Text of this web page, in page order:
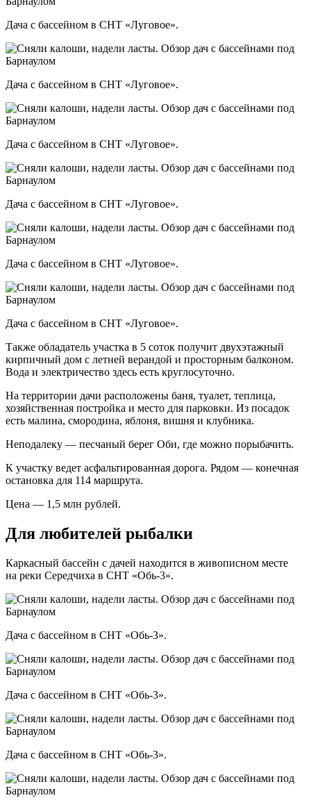
Дача с бассейном в СНТ «Луговое».
Дача с бассейном в СНТ «Луговое».
Дача с бассейном в СНТ «Луговое».
Дача с бассейном в СНТ «Луговое».
Дача с бассейном в СНТ «Луговое».
Дача с бассейном в СНТ «Луговое».
Также обладатель участка в 5 соток получит двухэтажный
кирпичный дом с летней верандой и просторным балконом.
Вода и электричество здесь есть круглосуточно.
На территории дачи расположены баня, туалет, теплица,
хозяйственная постройка и место для парковки. Из посадок
есть малина, смородина, яблоня, вишня и клубника.
Неподалеку — песчаный берег Оби, где можно порыбачить.
К участку ведет асфальтированная дорога. Рядом — конечная
остановка для 114 маршрута.
Цена — 1,5 млн рублей.
Для любителей рыбалки
Каркасный бассейн с дачей находится в живописном месте
на реки Середчиха в СНТ «Обь-3».
Дача с бассейном в СНТ «Обь-3».
Дача с бассейном в СНТ «Обь-3».
Дача с бассейном в СНТ «Обь-3».